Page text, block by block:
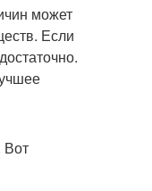
может
Если
Вот